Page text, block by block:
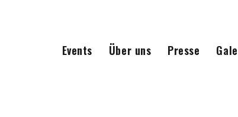
Events Über uns Presse